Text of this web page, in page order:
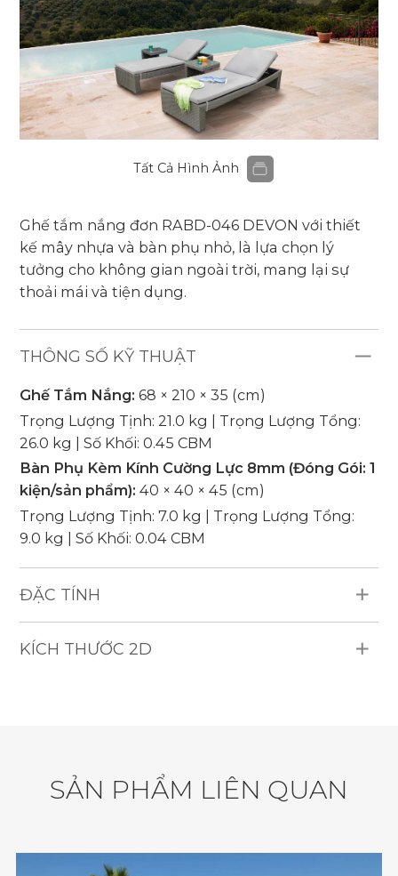
Tất Cả Hình Ảnh
Ghế tắm nắng đơn RABD-046 DEVONvới thiết
kế mây nhựa và bàn phụ nhỏ, là lựa chọn lý
tưởng cho không gian ngoài trời, mang lại sự
thoải mái và tiện dụng.
THÔNG SỐ KỸ THUẬT
Ghế Tắm Nắng:68 × 210 × 35 (cm)
Trọng Lượng Tịnh: 21.0 kg | Trọng Lượng Tổng:
26.0 kg | Số Khối: 0.45 CBM
Bàn Phụ Kèm Kính Cường Lực 8mm (Đóng Gói: 1
kiện/sản phẩm):40 × 40 × 45 (cm)
Trọng Lượng Tịnh: 7.0 kg | Trọng Lượng Tổng:
9.0 kg | Số Khối: 0.04 CBM
ĐẶC TÍNH
dẹt, khung nhôm, đệm dày 7 cm, vải trượt nước
tiết khắc nghiệt.
KÍCH THƯỚC 2D
SẢN PHẨM LIÊN QUAN